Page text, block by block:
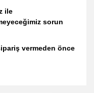
ile
sorun
vermeden önce